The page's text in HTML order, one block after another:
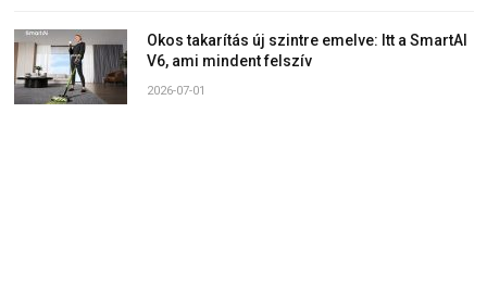
Okos takarítás új szintre emelve: Itt a SmartAI
V6, ami mindent felszív
2026-07-01